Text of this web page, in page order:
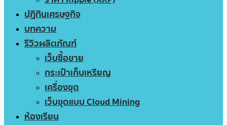
ปฏิทินเศรษฐกิจ
บทความ
รีวิวผลิตภัณฑ์
เว็บซื้อขาย
กระเป๋าเก็บเหรียญ
เครื่องขุด
เว็บขุดแบบ Cloud Mining
ห้องเรียน